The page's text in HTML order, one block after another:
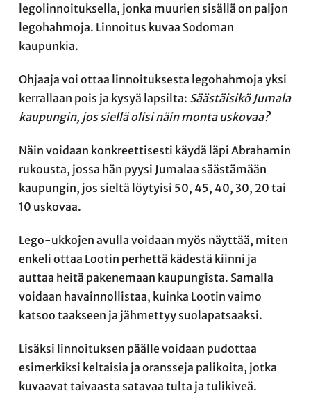
legolinnoituksella, jonka muurien sisällä on paljon
legohahmoja. Linnoitus kuvaa Sodoman
kaupunkia.
Ohjaaja voi ottaa linnoituksesta legohahmoja yksi
kerrallaan pois ja kysyä lapsilta: Säästäisikö Jumala
kaupungin, jos siellä olisi näin monta uskovaa?
Näin voidaan konkreettisesti käydä läpi Abrahamin
rukousta, jossa hän pyysi Jumalaa säästämään
kaupungin, jos sieltä löytyisi 50, 45, 40, 30, 20 tai
10 uskovaa.
Lego-ukkojen avulla voidaan myös näyttää, miten
enkeli ottaa Lootin perhettä kädestä kiinni ja
auttaa heitä pakenemaan kaupungista. Samalla
voidaan havainnollistaa, kuinka Lootin vaimo
katsoo taakseen ja jähmettyy suolapatsaaksi.
Lisäksi linnoituksen päälle voidaan pudottaa
esimerkiksi keltaisia ja oransseja palikoita, jotka
kuvaavat taivaasta satavaa tulta ja tulikiveä.